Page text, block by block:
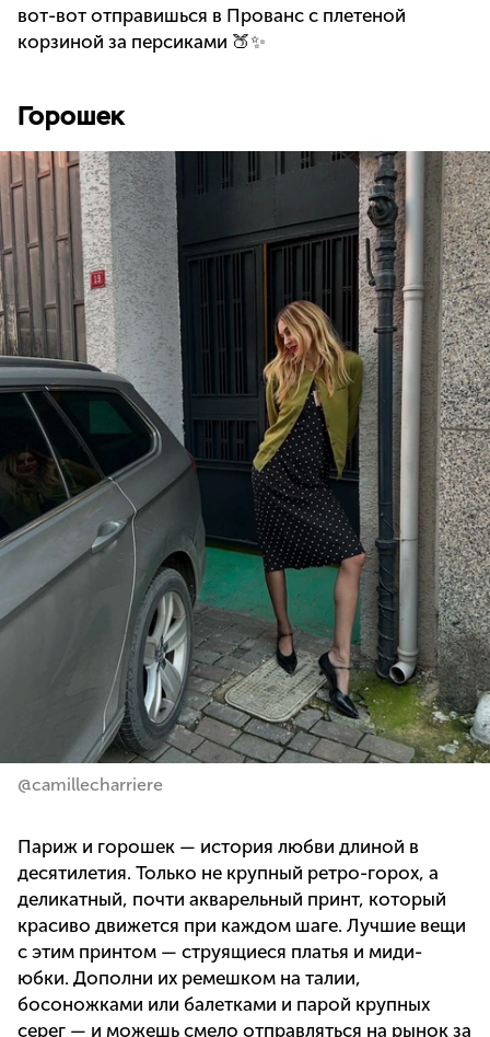
вот-вот отправишься в Прованс с плетеной
корзиной за персиками 🍑✨
Горошек
@camillecharriere
Париж и горошек — история любви длиной в
десятилетия. Только не крупный ретро-горох, а
деликатный, почти акварельный принт, который
красиво движется при каждом шаге. Лучшие вещи
с этим принтом — струящиеся платья и миди-
юбки. Дополни их ремешком на талии,
босоножками или балетками и парой крупных
серег — и можешь смело отправляться на рынок за